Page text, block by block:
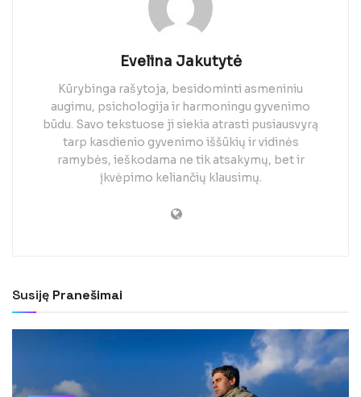
Evelina Jakutytė
Kūrybinga rašytoja, besidominti asmeniniu
augimu, psichologija ir harmoningu gyvenimo
būdu. Savo tekstuose ji siekia atrasti pusiausvyrą
tarp kasdienio gyvenimo iššūkių ir vidinės
ramybės, ieškodama ne tik atsakymų, bet ir
įkvėpimo keliančių klausimų.
Susiję Pranešimai